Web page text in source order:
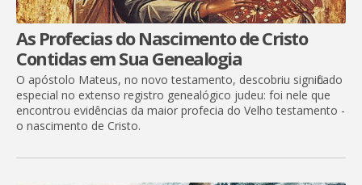
As Profecias do Nascimento de Cristo
Contidas em Sua Genealogia
O apóstolo Mateus, no novo testamento, descobriu significado
especial no extenso registro genealógico judeu: foi nele que
encontrou evidências da maior profecia do Velho testamento -
o nascimento de Cristo.